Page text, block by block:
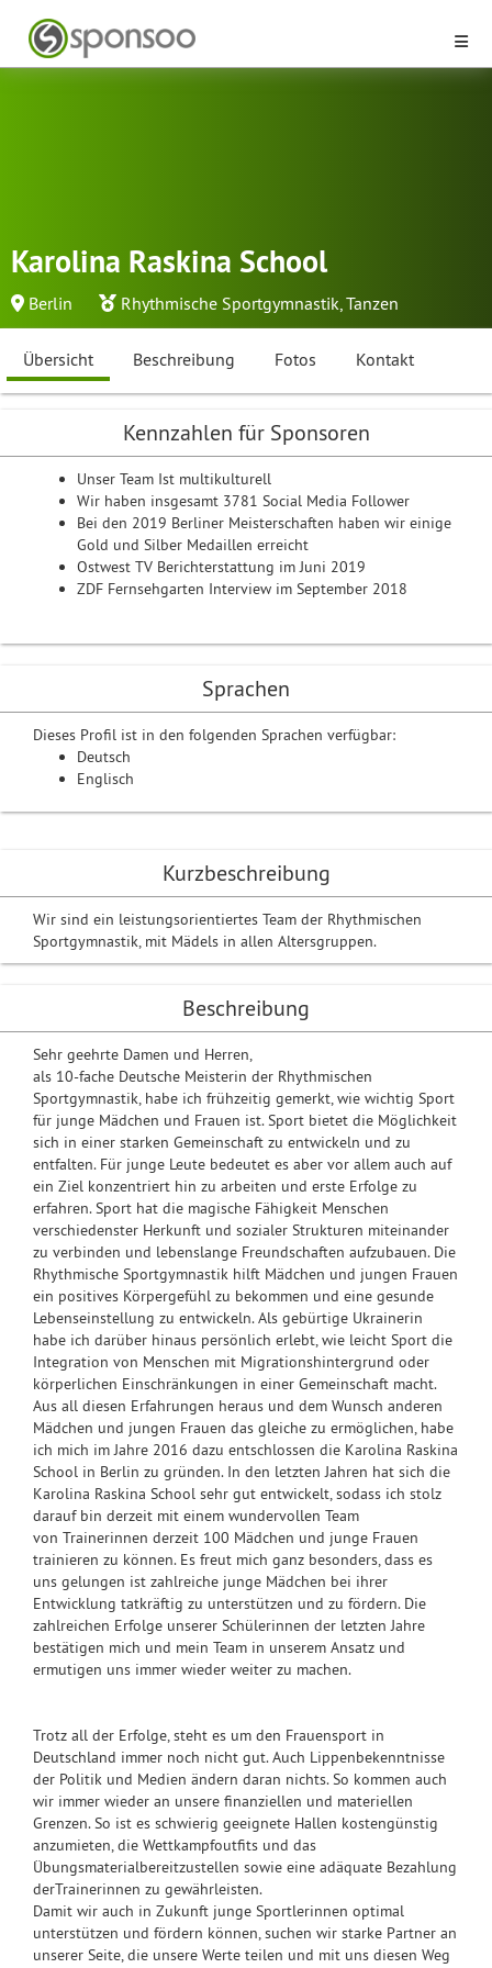
Karolina Raskina School
Berlin Rhythmische Sportgymnastik,Tanzen
Übersicht Beschreibung Fotos Kontakt
Kurzbeschreibung
Wir sind ein leistungsorientiertes Team der Rhythmischen
Sportgymnastik, mit Mädels in allen Altersgruppen.
Beschreibung
Sehr geehrte Damen und Herren,
als 10-fache Deutsche Meisterin der Rhythmischen
Sportgymnastik, habe ich frühzeitig gemerkt, wie wichtig Sport
für junge Mädchen und Frauen ist. Sport bietet die Möglichkeit
sich in einer starken Gemeinschaft zu entwickeln und zu
entfalten. Für junge Leute bedeutet es aber vor allem auch auf
ein Ziel konzentriert hin zu arbeiten und erste Erfolge zu
erfahren. Sport hat die magische Fähigkeit Menschen
verschiedenster Herkunft und sozialer Strukturen miteinander
zu verbinden und lebenslange Freundschaften aufzubauen. Die
Rhythmische Sportgymnastik hilft Mädchen und jungen Frauen
ein positives Körpergefühl zu bekommen und eine gesunde
Lebenseinstellung zu entwickeln. Als gebürtige Ukrainerin
habe ich darüber hinaus persönlich erlebt, wie leicht Sport die
Integration von Menschen mit Migrationshintergrund oder
körperlichen Einschränkungen in einer Gemeinschaft macht.
Aus all diesen Erfahrungen heraus und dem Wunsch anderen
Mädchen und jungen Frauen das gleiche zu ermöglichen, habe
ich mich im Jahre 2016 dazu entschlossen die Karolina Raskina
School in Berlin zu gründen. In den letzten Jahren hat sich die
Karolina Raskina School sehr gut entwickelt, sodass ich stolz
darauf bin derzeit mit einem wundervollen Team
von Trainerinnen derzeit 100 Mädchen und junge Frauen
trainieren zu können. Es freut mich ganz besonders, dass es
uns gelungen ist zahlreiche junge Mädchen bei ihrer
Entwicklung tatkräftig zu unterstützen und zu fördern. Die
zahlreichen Erfolge unserer Schülerinnen der letzten Jahre
bestätigen mich und mein Team in unserem Ansatz und
ermutigen uns immer wieder weiter zu machen.
Trotz all der Erfolge, steht es um den Frauensport in
Deutschland immer noch nicht gut. Auch Lippenbekenntnisse
der Politik und Medien ändern daran nichts. So kommen auch
wir immer wieder an unsere finanziellen und materiellen
Grenzen. So ist es schwierig geeignete Hallen kostengünstig
anzumieten, die Wettkampfoutfits und das
Übungsmaterialbereitzustellen sowie eine adäquate Bezahlung
derTrainerinnen zu gewährleisten.
Damit wir auch in Zukunft junge Sportlerinnen optimal
unterstützen und fördern können, suchen wir starke Partner an
unserer Seite, die unsere Werte teilen und mit uns diesen Weg
Kennzahlen für Sponsoren
Unser Team Ist multikulturell
Wir haben insgesamt 3781 Social Media Follower
Bei den 2019 Berliner Meisterschaften haben wir einige
Gold und Silber Medaillen erreicht
Ostwest TV Berichterstattung im Juni 2019
ZDF Fernsehgarten Interview im September 2018
Sprachen
Dieses Profil ist in den folgenden Sprachen verfügbar:
Deutsch
Englisch